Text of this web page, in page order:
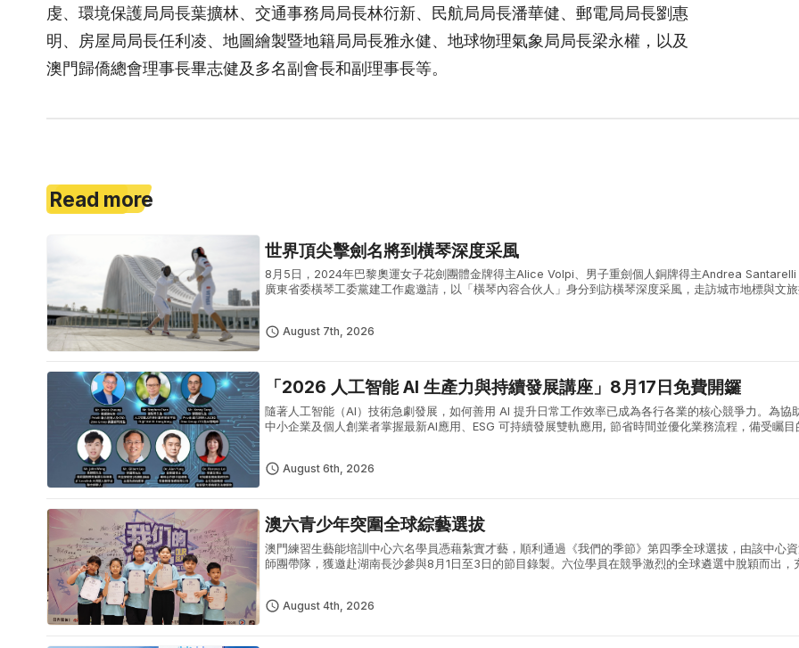
虔、環境保護局局長葉擴林、交通事務局局長林衍新、民航局局長潘華健、郵電局局長劉惠
明、房屋局局長任利凌、地圖繪製暨地籍局局長雅永健、地球物理氣象局局長梁永權，以及
澳門歸僑總會理事長畢志健及多名副會長和副理事長等。
Read more
世界頂尖擊劍名將到橫琴深度采風
8月5日，2024年巴黎奧運女子花劍團體金牌得主Alice Volpi、男子重劍個人銅牌得主Andrea Santarelli
廣東省委橫琴工委黨建工作處邀請，以「橫琴內容合伙人」身分到訪橫琴深度采風，走訪城市地標與文
August 7th, 2026
「2026 人工智能 AI 生產力與持續發展講座」8月17日免費開鑼
隨著人工智能（AI）技術急劇發展，如何善用 AI 提升日常工作效率已成為各行各業的核心競爭力。為協
中小企業及個人創業者掌握最新AI應用、ESG 可持續發展雙軌應用, 節省時間並優化業務流程，備受矚目
August 6th, 2026
澳六青少年突圍全球綜藝選拔
澳門練習生藝能培訓中心六名學員憑藉紮實才藝，順利通過《我們的季節》第四季全球選拔，由該中心
師團帶隊，獲邀赴湖南長沙參與8月1日至3日的節目錄製。六位學員在競爭激烈的全球遴選中脫穎而出，
August 4th, 2026